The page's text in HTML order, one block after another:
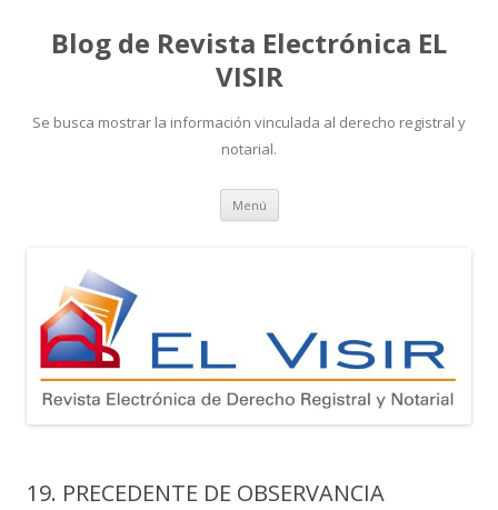
Blog de Revista Electrónica EL
VISIR
Se busca mostrar la información vinculada al derecho registral y
notarial.
Menú Ir
contenido
19. PRECEDENTE DE OBSERVANCIA